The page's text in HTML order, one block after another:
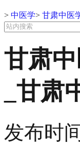
> 中医学> 甘肃中医
甘肃
_甘
发布时